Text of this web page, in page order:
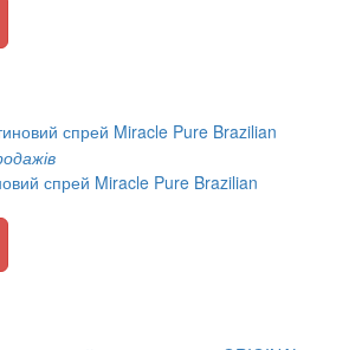
спрей Miracle Pure Brazilian